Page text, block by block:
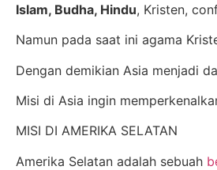
Islam, Budha, Hindu, Kristen,
Namun pada saat ini agama
Dengan demikian Asia menjadi
Misi di Asia ingin
MISI DI AMERIKA SELATAN
Amerika Selatan adalah sebuah